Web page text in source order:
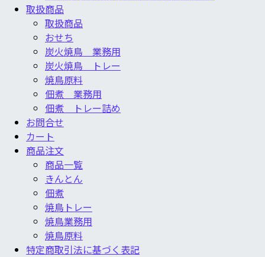
取扱商品
取扱商品
おせち
炭火焼鳥 業務用
炭火焼鳥 トレー
焼鳥原料
佃煮 業務用
佃煮 トレー詰め
お問合せ
カート
商品注文
商品一覧
きんとん
佃煮
焼鳥トレー
焼鳥業務用
焼鳥原料
特定商取引法に基づく表記